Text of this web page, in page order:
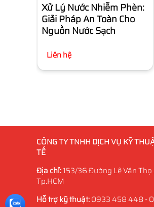
Xử Lý Nước Nhiễm Phèn:
Giải Pháp An Toàn Cho
Nguồn Nước Sạch
Liên hệ
CÔNG TY TNHH DỊCH VỤ KỸ
TẾ
Địa chỉ:153/36 Đường Lê Văn Thọ
Tp.HCM
Hỗ trợ kỹ thuật:0933 458 448 -